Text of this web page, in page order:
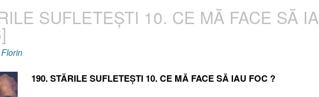
SUFLETEȘTI 10. CE MĂ FACE SĂ
Florin
190. STĂRILE SUFLETEȘTI 10. CE MĂ FACE SĂ IAU FOC ?